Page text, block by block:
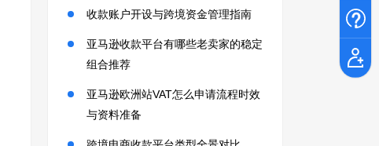
收款账户开设与跨境资金管理指南
亚马逊收款平台有哪些老卖家的稳定
组合推荐
亚马逊欧洲站VAT怎么申请流程时效
与资料准备